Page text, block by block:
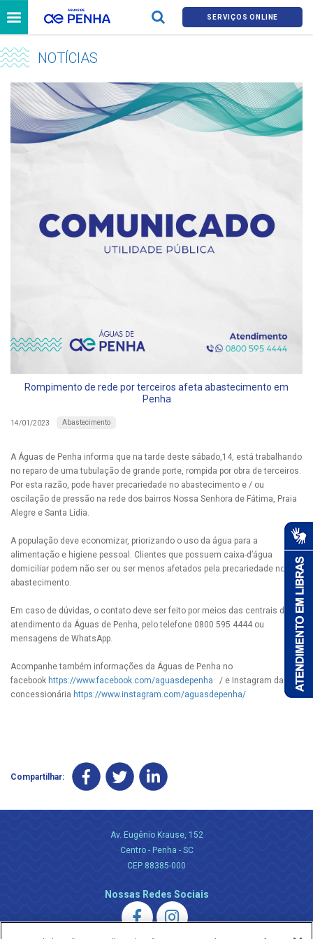
SERVIÇOS ONLINE
NOTÍCIAS
Rompimento de rede por terceiros afeta abastecimento em
Penha
14/01/2023 Abastecimento
A Águas de Penha informa que na tarde deste sábado,14, está trabalhando
no reparo de uma tubulação de grande porte, rompida por obra de terceiros.
Por esta razão, pode haver precariedade no abastecimento e / ou
oscilação de pressão na rede dos bairros Nossa Senhora de Fátima, Praia
Alegre e Santa Lídia.
A população deve economizar, priorizando o uso da água para a
alimentação e higiene pessoal. Clientes que possuem caixa-d’água
domiciliar podem não ser ou ser menos afetados pela precariedade no
abastecimento.
Em caso de dúvidas, o contato deve ser feito por meios das centrais de
atendimento da Águas de Penha, pelo telefone 0800 595 4444 ou
mensagens de WhatsApp.
Acompanhe também informações da Águas de Penha no
facebook https://www.facebook.com/aguasdepenha / e Instagram da
concessionária https://www.instagram.com/aguasdepenha/
Compartilhar:
Av. Eugênio Krause, 152
Centro - Penha - SC
CEP 88385-000
Nossas Redes Sociais